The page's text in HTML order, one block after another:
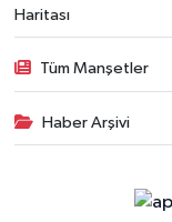
Haritası
Tüm Manşetler
Haber Arşivi